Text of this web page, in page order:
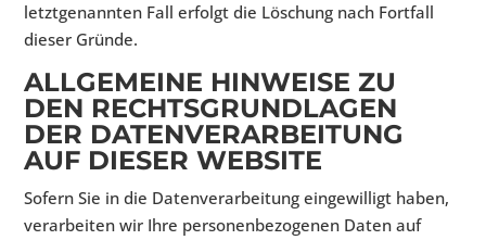
letztgenannten Fall erfolgt die Löschung nach Fortfall
dieser Gründe.
ALLGEMEINE HINWEISE ZU
DEN RECHTSGRUNDLAGEN
DER DATENVERARBEITUNG
AUF DIESER WEBSITE
Sofern Sie in die Datenverarbeitung eingewilligt haben,
verarbeiten wir Ihre personenbezogenen Daten auf